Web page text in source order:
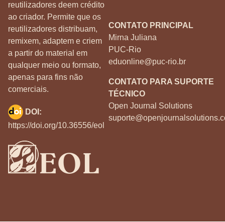
reutilizadores deem crédito
ao criador. Permite que os
reutilizadores distribuam,
remixem, adaptem e criem
a partir do material em
qualquer meio ou formato,
apenas para fins não
comerciais.
CONTATO PRINCIPAL
Mirna Juliana
PUC-Rio
eduonline@puc-rio.br
CONTATO PARA SUPORTE
TÉCNICO
Open Journal Solutions
DOI:
https://doi.org/10.36556/eol